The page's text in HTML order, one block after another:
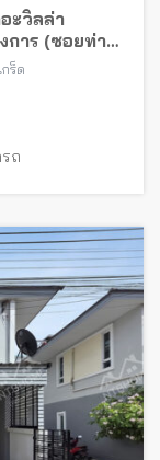
ะวิลล่า
การ (ซอยท่า
วง
กร็ด
ถ